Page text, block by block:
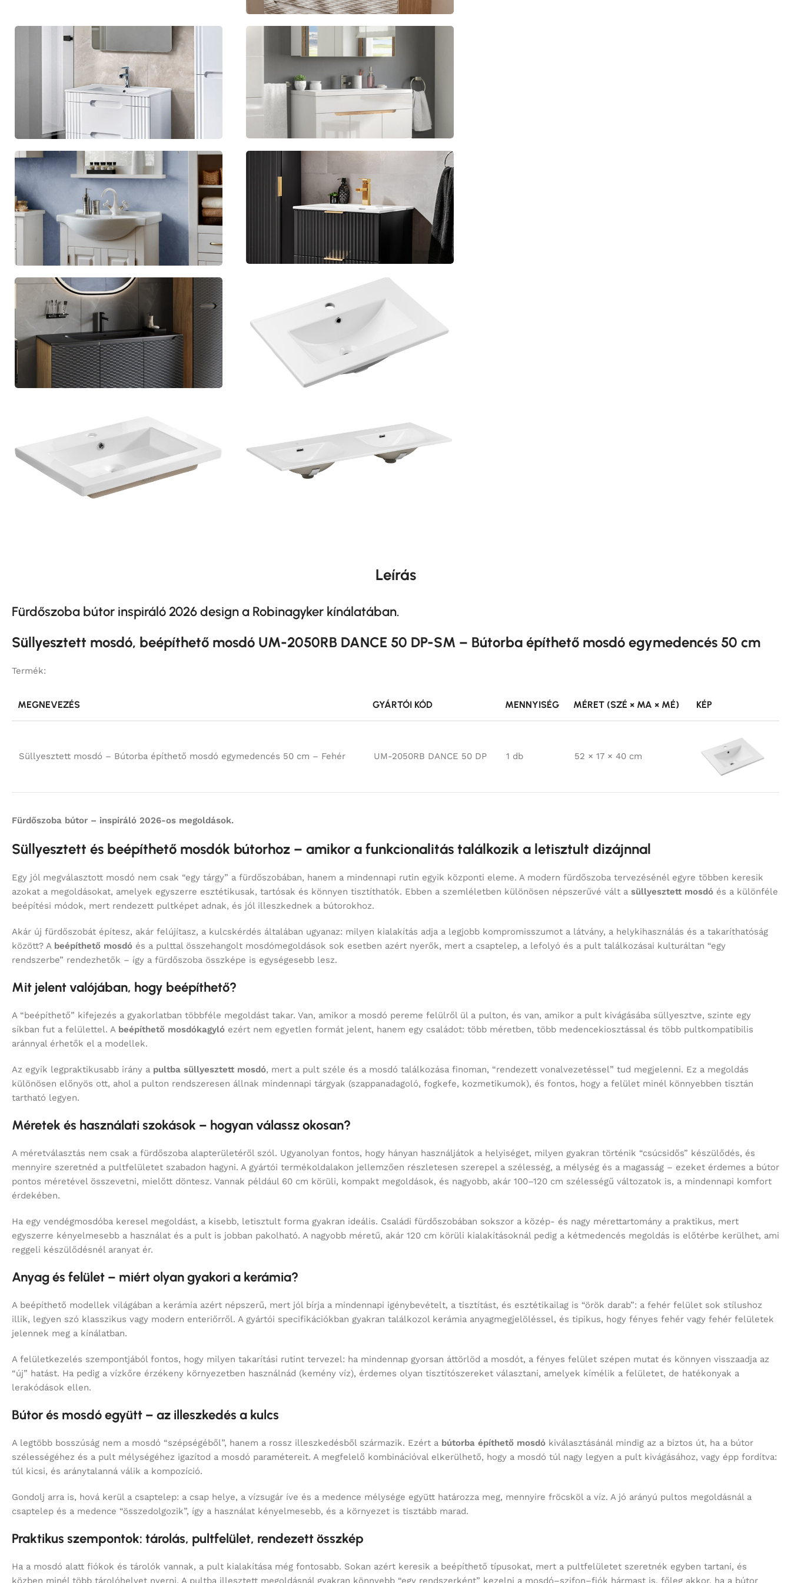
Leírás
Fürdőszoba bútor inspiráló 2026 design a Robinagyker kínálatában.
Süllyesztett mosdó, beépíthető mosdó UM-2050RB DANCE 50 DP-SM – Bútorba építhető mosdó egymedencés 50 cm
Termék:
MEGNEVEZÉS GYÁRTÓI KÓD MENNYISÉG MÉRET (SZÉ × MA × MÉ) KÉP
Süllyesztett mosdó – Bútorba építhető mosdó egymedencés 50 cm – Fehér UM-2050RB DANCE 50 DP 1 db 52 × 17 × 40 cm
Fürdőszoba bútor – inspiráló 2026-os megoldások.
Süllyesztett és beépíthető mosdók bútorhoz – amikor a funkcionalitás találkozik a letisztult dizájnnal
Egy jól megválasztott mosdó nem csak “egy tárgy” a fürdőszobában, hanem a mindennapi rutin egyik központi eleme. A modern fürdőszoba tervezésénél egyre többen keresik
azokat a megoldásokat, amelyek egyszerre esztétikusak, tartósak és könnyen tisztíthatók. Ebben a szemléletben különösen népszerűvé vált a süllyesztett mosdó és a különféle
beépítési módok, mert rendezett pultképet adnak, és jól illeszkednek a bútorokhoz.
Akár új fürdőszobát építesz, akár felújítasz, a kulcskérdés általában ugyanaz: milyen kialakítás adja a legjobb kompromisszumot a látvány, a helykihasználás és a takaríthatóság
között? A beépíthető mosdó és a pulttal összehangolt mosdómegoldások sok esetben azért nyerők, mert a csaptelep, a lefolyó és a pult találkozásai kulturáltan “egy
rendszerbe” rendezhetők – így a fürdőszoba összképe is egységesebb lesz.
Mit jelent valójában, hogy beépíthető?
A “beépíthető” kifejezés a gyakorlatban többféle megoldást takar. Van, amikor a mosdó pereme felülről ül a pulton, és van, amikor a pult kivágásába süllyesztve, szinte egy
síkban fut a felülettel. A beépíthető mosdókagyló ezért nem egyetlen formát jelent, hanem egy családot: több méretben, több medencekiosztással és több pultkompatibilis
aránnyal érhetők el a modellek.
Az egyik legpraktikusabb irány a pultba süllyesztett mosdó, mert a pult széle és a mosdó találkozása finoman, “rendezett vonalvezetéssel” tud megjelenni. Ez a megoldás
különösen előnyös ott, ahol a pulton rendszeresen állnak mindennapi tárgyak (szappanadagoló, fogkefe, kozmetikumok), és fontos, hogy a felület minél könnyebben tisztán
tartható legyen.
Méretek és használati szokások – hogyan válassz okosan?
A méretválasztás nem csak a fürdőszoba alapterületéről szól. Ugyanolyan fontos, hogy hányan használjátok a helyiséget, milyen gyakran történik “csúcsidős” készülődés, és
mennyire szeretnéd a pultfelületet szabadon hagyni. A gyártói termékoldalakon jellemzően részletesen szerepel a szélesség, a mélység és a magasság – ezeket érdemes a bútor
pontos méretével összevetni, mielőtt döntesz. Vannak például 60 cm körüli, kompakt megoldások, és nagyobb, akár 100–120 cm szélességű változatok is, a mindennapi komfort
érdekében.
Ha egy vendégmosdóba keresel megoldást, a kisebb, letisztult forma gyakran ideális. Családi fürdőszobában sokszor a közép- és nagy mérettartomány a praktikus, mert
egyszerre kényelmesebb a használat és a pult is jobban pakolható. A nagyobb méretű, akár 120 cm körüli kialakításoknál pedig a kétmedencés megoldás is előtérbe kerülhet, ami
reggeli készülődésnél aranyat ér.
Anyag és felület – miért olyan gyakori a kerámia?
A beépíthető modellek világában a kerámia azért népszerű, mert jól bírja a mindennapi igénybevételt, a tisztítást, és esztétikailag is “örök darab”: a fehér felület sok stílushoz
illik, legyen szó klasszikus vagy modern enteriőrről. A gyártói specifikációkban gyakran találkozol kerámia anyagmegjelöléssel, és tipikus, hogy fényes fehér vagy fehér felületek
jelennek meg a kínálatban.
A felületkezelés szempontjából fontos, hogy milyen takarítási rutint tervezel: ha mindennap gyorsan áttörlöd a mosdót, a fényes felület szépen mutat és könnyen visszaadja az
“új” hatást. Ha pedig a vízkőre érzékeny környezetben használnád (kemény víz), érdemes olyan tisztítószereket választani, amelyek kímélik a felületet, de hatékonyak a
lerakódások ellen.
Bútor és mosdó együtt – az illeszkedés a kulcs
A legtöbb bosszúság nem a mosdó “szépségéből”, hanem a rossz illeszkedésből származik. Ezért a bútorba építhető mosdó kiválasztásánál mindig az a biztos út, ha a bútor
szélességéhez és a pult mélységéhez igazítod a mosdó paramétereit. A megfelelő kombinációval elkerülhető, hogy a mosdó túl nagy legyen a pult kivágásához, vagy épp fordítva:
túl kicsi, és aránytalanná válik a kompozíció.
Gondolj arra is, hová kerül a csaptelep: a csap helye, a vízsugár íve és a medence mélysége együtt határozza meg, mennyire fröcsköl a víz. A jó arányú pultos megoldásnál a
csaptelep és a medence “összedolgozik”, így a használat kényelmesebb, és a környezet is tisztább marad.
Praktikus szempontok: tárolás, pultfelület, rendezett összkép
Ha a mosdó alatt fiókok és tárolók vannak, a pult kialakítása még fontosabb. Sokan azért keresik a beépíthető típusokat, mert a pultfelületet szeretnék egyben tartani, és
közben minél több tárolóhelyet nyerni. A pultba illesztett megoldásnál gyakran könnyebb “egy rendszerként” kezelni a mosdó–szifon–fiók hármast is, főleg akkor, ha a bútor